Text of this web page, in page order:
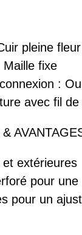
pleine fleur
Maille fixe
:
avec fil
extérieures
pour
pour un